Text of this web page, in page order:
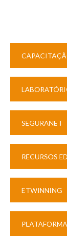
SEGURANET
RECURSOS
ETWINNING